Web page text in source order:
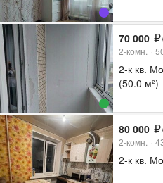
70 000
2-комн.
2-к кв.
(50.0 м²)
80 000
2-комн.
2-к кв.